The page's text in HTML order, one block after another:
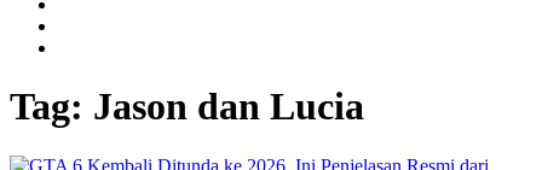
Tag: Jason dan Lucia